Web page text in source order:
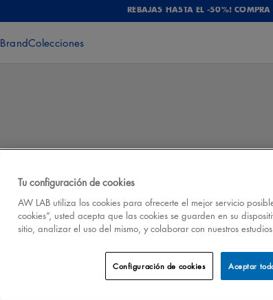
REBAJAS HASTA EL -50%!
BrandColecciones
Tu configuración de cookies
AW LAB utiliza los cookies para ofrecerte el mejor servicio
cookies”, usted acepta que las cookies se guarden en su
sitio, analizar el uso del mismo, y colaborar con nuestros
Aceptar
Configuración de cookies